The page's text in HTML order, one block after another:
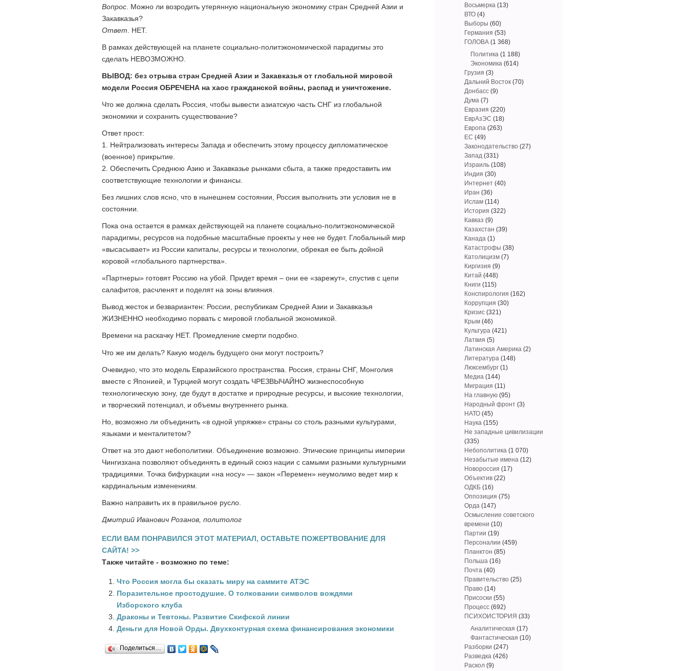
Вопрос . Можно ли возродить утерянную национальную экономику стран Средней Азии и
Закавказья?
Ответ . НЕТ.
В рамках действующей на планете социально-политэкономической парадигмы это
сделать НЕВОЗМОЖНО.
ВЫВОД: без отрыва стран Средней Азии и Закавказья от глобальной мировой
модели Россия ОБРЕЧЕНА на хаос гражданской войны, распад и уничтожение.
Что же должна сделать Россия, чтобы вывести азиатскую часть СНГ из глобальной
экономики и сохранить существование?
Ответ прост:
1. Нейтрализовать интересы Запада и обеспечить этому процессу дипломатическое
(военное) прикрытие.
2. Обеспечить Среднюю Азию и Закавказье рынками сбыта, а также предоставить им
соответствующие технологии и финансы.
Без лишних слов ясно, что в нынешнем состоянии, Россия выполнить эти условия не в
состоянии.
Пока она остается в рамках действующей на планете социально-политэкономической
парадигмы, ресурсов на подобные масштабные проекты у нее не будет. Глобальный мир
«высасывает» из России капиталы, ресурсы и технологии, обрекая ее быть дойной
коровой «глобального партнерства».
«Партнеры» готовят Россию на убой. Придет время – они ее «зарежут», спустив с цепи
салафитов, расчленят и поделят на зоны влияния.
Вывод жесток и безвариантен: России, республикам Средней Азии и Закавказья
ЖИЗНЕННО необходимо порвать с мировой глобальной экономикой.
Времени на раскачку НЕТ. Промедление смерти подобно.
Что же им делать? Какую модель будущего они могут построить?
Очевидно, что это модель Евразийского пространства. Россия, страны СНГ, Монголия
вместе с Японией, и Турцией могут создать ЧРЕЗВЫЧАЙНО жизнеспособную
технологическую зону, где будут в достатке и природные ресурсы, и высокие технологии,
и творческий потенциал, и объемы внутреннего рынка.
Но, возможно ли объединить «в одной упряжке» страны со столь разными культурами,
языками и менталитетом?
Ответ на это дают небополитики. Объединение возможно. Этические принципы империи
Чингизхана позволяют объединять в единый союз нации с самыми разными культурными
традициями. Точка бифуркации «на носу» — закон «Перемен» неумолимо ведет мир к
кардинальным изменениям.
Важно направить их в правильное русло.
Дмитрий Иванович Розанов, политолог
ЕСЛИ ВАМ ПОНРАВИЛСЯ ЭТОТ МАТЕРИАЛ, ОСТАВЬТЕ ПОЖЕРТВОВАНИЕ ДЛЯ
САЙТА! >>
Также читайте - возможно по теме:
Что Россия могла бы сказать миру на саммите АТЭС
Поразительное простодушие. О толковании символов вождями
Изборского клуба
Драконы и Тевтоны. Развитие Скифской линии
Деньги для Новой Орды. Двухконтурная схема финансирования экономики
Поделиться…
Восьмерка (13)
ВТО (4)
Выборы (60)
Германия (53)
ГОЛОВА (1 368)
Политика (1 188)
Экономика (614)
Грузия (3)
Дальний Восток (70)
Донбасс (9)
Дума (7)
Евразия (220)
ЕврАзЭС (18)
Европа (263)
ЕС (49)
Законодательство (27)
Запад (331)
Израиль (108)
Индия (30)
Интернет (40)
Иран (36)
Ислам (114)
История (322)
Кавказ (9)
Казахстан (39)
Канада (1)
Катастрофы (38)
Католицизм (7)
Киргизия (9)
Китай (448)
Книги (115)
Конспирология (162)
Коррупция (30)
Кризис (321)
Крым (46)
Культура (421)
Латвия (5)
Латинская Америка (2)
Литература (148)
Люксембург (1)
Медиа (144)
Миграция (11)
На главную (95)
Народный фронт (3)
НАТО (45)
Наука (155)
Не западные цивилизации
(335)
Небополитика (1 070)
Незабытые имена (12)
Новороссия (17)
Объектив (22)
ОДКБ (16)
Оппозиция (75)
Орда (147)
Осмысление советского
времени (10)
Партии (19)
Персоналии (459)
Планктон (85)
Польша (16)
Почта (40)
Правительство (25)
Право (14)
Присоски (55)
Процесс (692)
ПСИХОИСТОРИЯ (33)
Аналитическая (17)
Фантастическая (10)
Разборки (247)
Разведка (426)
Раскол (9)